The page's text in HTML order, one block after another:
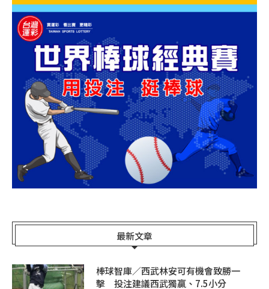
最新文章
棒球智庫／西武林安可有機會致勝一
擊 投注建議西武獨贏、7.5小分